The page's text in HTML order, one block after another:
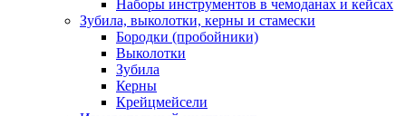
Наборы инструментов в чемоданах и кейсах
Зубила, выколотки, керны и стамески
Бородки (пробойники)
Выколотки
Зубила
Керны
Крейцмейсели